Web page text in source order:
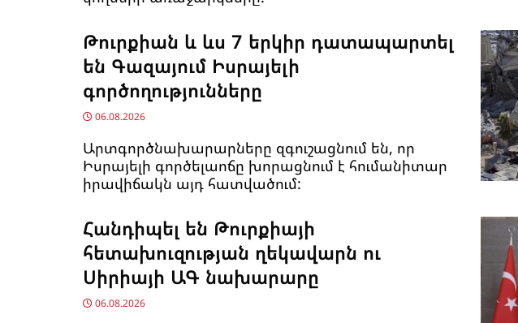
Թուրքիան և ևս 7 երկիր դատապարտել
են Գազայում Իսրայելի
գործողությունները
06.08.2026
Արտգործնախարարները զգուշացնում են, որ
Իսրայելի գործելաոճը խորացնում է հումանիտար
իրավիճակն այդ հատվածում:
Հանդիպել են Թուրքիայի
հետախուզության ղեկավարն ու
Սիրիայի ԱԳ նախարարը
06.08.2026